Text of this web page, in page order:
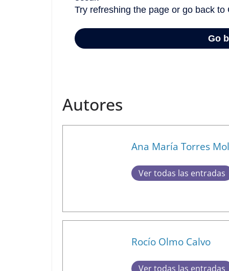
Autores
Ana María Torres
Ver todas las entradas
Rocío Olmo Calvo
Ver todas las entradas